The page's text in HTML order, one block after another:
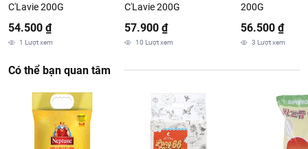
C'Lavie 200G
54.500 ₫
1 Lượt xem
C'Lavie 200G
57.900 ₫
10 Lượt xem
200G
56.500 ₫
3 Lượt xem
Có thể bạn quan tâm